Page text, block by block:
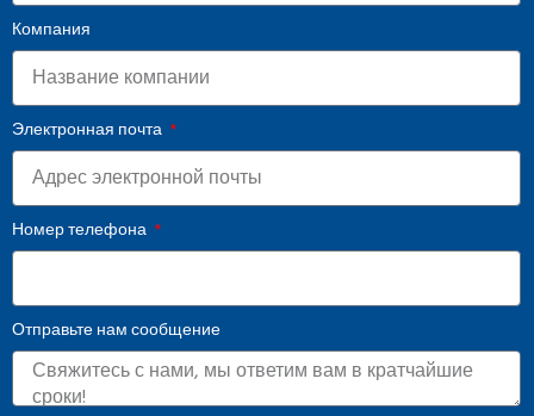
Компания
Электронная почта
Номер телефона
Отправьте нам сообщение